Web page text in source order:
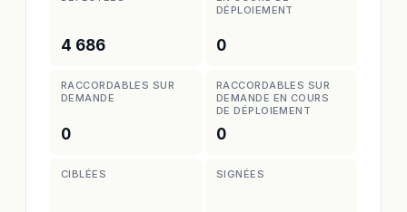
4 686
DÉPLOIEMENT
0
RACCORDABLES SUR
DEMANDE
0
RACCORDABLES SUR
DEMANDE EN COURS
DE DÉPLOIEMENT
0
CIBLÉES SIGNÉES